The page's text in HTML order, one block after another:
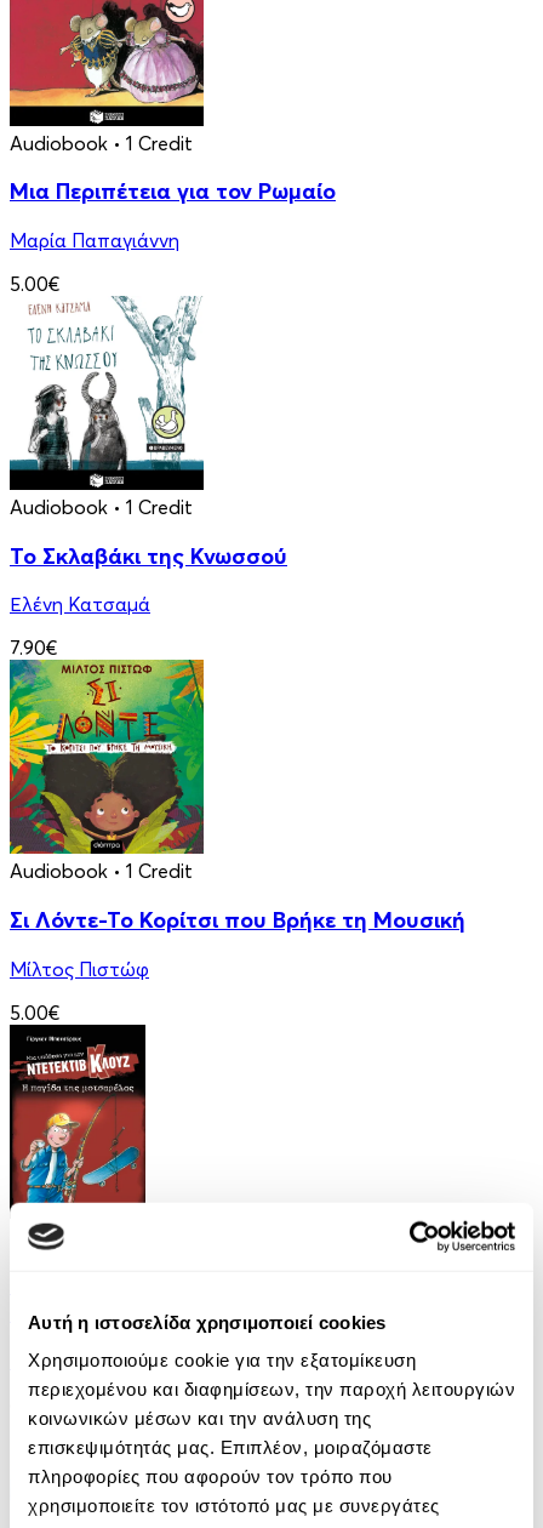
Αυτή η ιστοσελίδα χρησιμοποιεί cookies
Χρησιμοποιούμε cookie για την εξατομίκευση
περιεχομένου και διαφημίσεων, την παροχή λειτουργιών
κοινωνικών μέσων και την ανάλυση της
επισκεψιμότητάς μας. Επιπλέον, μοιραζόμαστε
πληροφορίες που αφορούν τον τρόπο που
χρησιμοποιείτε τον ιστότοπό μας με συνεργάτες
Audiobook • 1 Credit
Μια Περιπέτεια για τον Ρωμαίο
Μαρία Παπαγιάννη
5.00€
Audiobook • 1 Credit
Το Σκλαβάκι της Κνωσσού
Ελένη Κατσαμά
7.90€
Audiobook • 1 Credit
Σι Λόντε-Το Κορίτσι που Βρήκε τη Μουσική
Μίλτος Πιστώφ
5.00€
eBook
παγίδα της μοτσαρέλας
Jurgen Banscherus
6.99€